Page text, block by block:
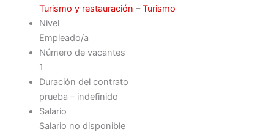
Turismo y restauración –Turismo
Nivel
Empleado/a
Número de vacantes
1
Duración del contrato
prueba – indefinido
Salario
Salario no disponible